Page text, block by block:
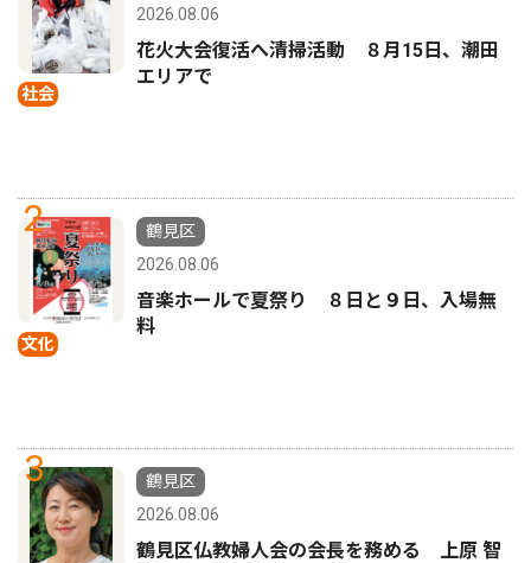
社会
2026.08.06
花火大会復活へ清掃活動 ８月15日、潮田
エリアで
2
文化
鶴見区
2026.08.06
音楽ホールで夏祭り ８日と９日、入場無
料
3
鶴見区
2026.08.06
鶴見区仏教婦人会の会長を務める 上原 智